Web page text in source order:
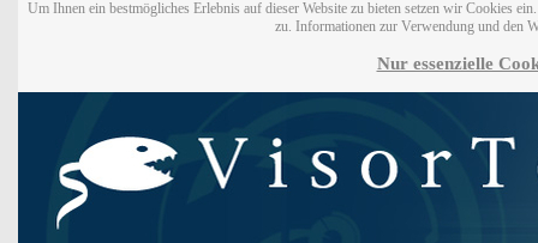
Um Ihnen ein bestmögliches Erlebnis auf dieser Website zu bieten setzen wir Cookies
zu. Informationen zur Verwendung und den
Nur essenzielle